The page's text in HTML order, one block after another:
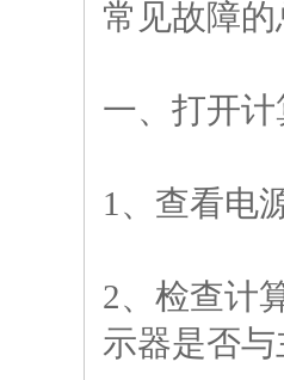
常见故障
一、打开
1、查看电
2、检查计
示器是否